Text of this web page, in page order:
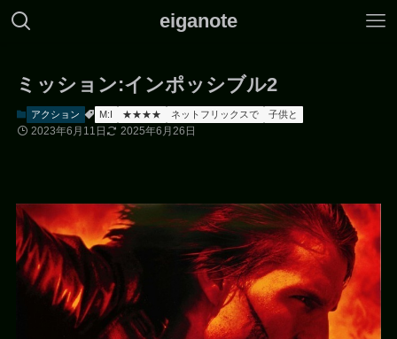
eiganote
ミッション:インポッシブル2
アクション M:I ★★★★ ネットフリックスで 子供と
2023年6月11日 2025年6月26日